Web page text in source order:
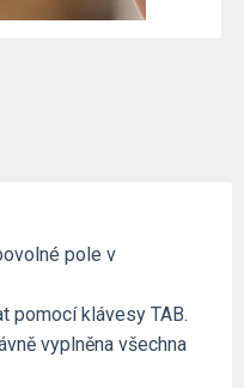
pole v
pomocí klávesy TAB.
vyplněna všechna